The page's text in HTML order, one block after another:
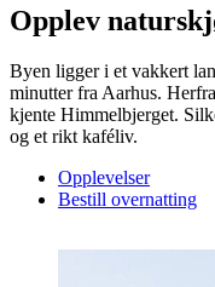
Opplev
Byen ligger i et vakkert
minutter fra Aarhus.
kjente Himmelbjerget.
og et rikt kaféliv.
Opplevelser
Bestill overnatting